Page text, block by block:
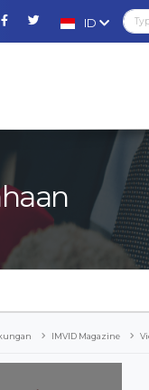
ID
IMVID Magazine